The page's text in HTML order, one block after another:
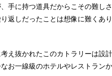
手に持つ道具だからこその難し
返しだったことは想像に難くあ
え抜かれたこのカトラリーは設
お一線級のホテルやレストラン